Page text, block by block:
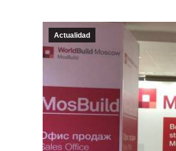
Actualidad